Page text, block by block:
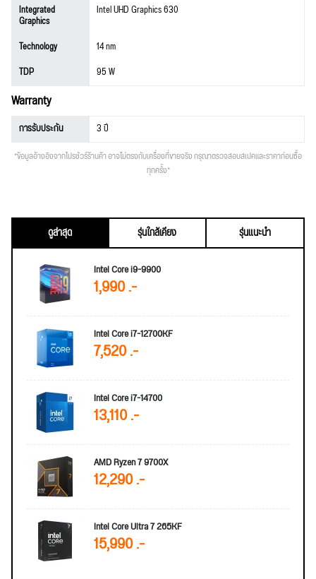
Integrated
Graphics
Intel UHD Graphics 630
Technology
14 nm
TDP
95 W
Warranty
การรับประกัน 3 ปี
*ข้อมูลอ้างอิงจากโปรชัวร์ร้านค้า อาจไม่ตรงกับเครื่องที่ขายจริง กรุณาตรวจสอบสเปคและราคาก่อนซื้อ
ทุกครั้ง*
ดูล่าสุด รุ่นใกล้เคียง
รุ่นแนะนำ
Intel Core i9-9900
1,990 .-
Intel Core i7-12700KF
7,520 .-
Intel Core i7-14700
13,110 .-
AMD Ryzen 7 9700X
12,290 .-
Intel Core Ultra 7 265KF
15,990 .-